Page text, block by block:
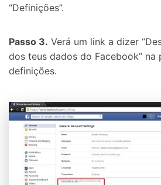
“Definições”.
Passo 3. Verá um link a dizer
dos teus dados do Facebook”
definições.